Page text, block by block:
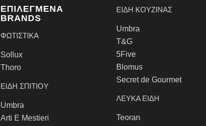
ΕΠΙΛΕΓΜΈΝΑ
BRANDS
ΦΩΤΙΣΤΙΚΑ
Sollux
Thoro
ΕΙΔΗ ΣΠΙΤΙΟΥ
Umbra
Arti E Mestieri
ΕΙΔΗ ΚΟΥΖΙΝΑΣ
Umbra
T&G
5Five
Blomus
Secret de Gourmet
ΛΕΥΚΑ ΕΙΔΗ
Teoran